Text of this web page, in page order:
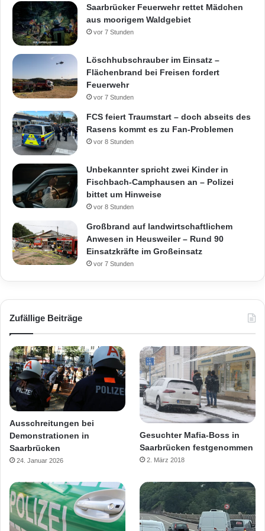
Saarbrücker Feuerwehr rettet Mädchen
aus moorigem Waldgebiet
vor 7 Stunden
Löschhubschrauber im Einsatz –
Flächenbrand bei Freisen fordert
Feuerwehr
vor 7 Stunden
FCS feiert Traumstart – doch abseits des
Rasens kommt es zu Fan-Problemen
vor 8 Stunden
Unbekannter spricht zwei Kinder in
Fischbach-Camphausen an – Polizei
bittet um Hinweise
vor 8 Stunden
Großbrand auf landwirtschaftlichem
Anwesen in Heusweiler – Rund 90
Einsatzkräfte im Großeinsatz
vor 7 Stunden
Zufällige Beiträge
Ausschreitungen bei
Demonstrationen in
Saarbrücken
24. Januar 2026
Gesuchter Mafia-Boss in
Saarbrücken festgenommen
2. März 2018